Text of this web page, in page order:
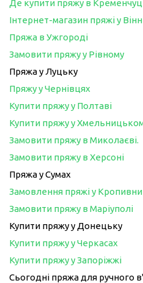
Де купити пряжу в
Інтернет-магазин пряжі у
Пряжа в Ужгороді
Замовити пряжу у Рівному
Пряжа у Луцьку
Пряжу у Чернівцях
Купити пряжу у Полтаві
Купити пряжу у
Замовити пряжу в Миколаєві.
Замовити пряжу в Херсоні
Пряжа у Сумах
Замовлення пряжі у
Замовити пряжу в Маріуполі
Купити пряжу у Донецьку
Купити пряжу у Черкасах
Купити пряжу у Запоріжжі
Сьогодні пряжа для ручного